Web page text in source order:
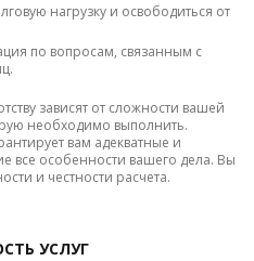
нагрузку и освободиться от
по вопросам, связанным с
зависят от сложности вашей
необходимо выполнить.
вам адекватные и
все особенности вашего дела. Вы
и честности расчета.
УСЛУГ